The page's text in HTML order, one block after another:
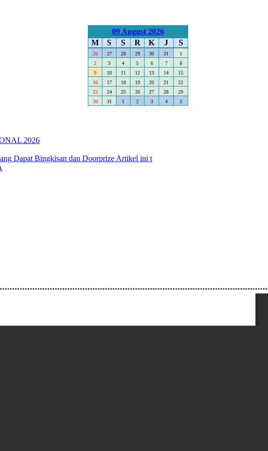
09 August 2026
M
S S R K J S
26 27 28 29 30 31
1
2
3 4 5 6 7
8
9
10 11 12 13 14
15
16
17 18 19 20 21
22
23
24 25 26 27 28
29
30
31 1 2 3 4 5
2026
Dapat Bingkisan dan Doorprize Artikel ini t